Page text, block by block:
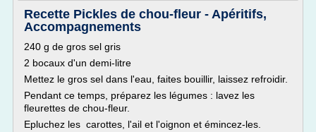
Recette Pickles de chou-fleur - Apéritifs,
Accompagnements
240 g de gros sel gris
2 bocaux d'un demi-litre
Mettez le gros sel dans l'eau, faites bouillir, laissez refroidir.
Pendant ce temps, préparez les légumes : lavez les
fleurettes de chou-fleur.
Epluchez les carottes, l'ail et l'oignon et émincez-les.